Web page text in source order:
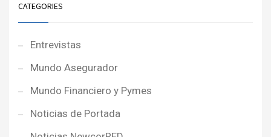
CATEGORIES
Entrevistas
Mundo Asegurador
Mundo Financiero y Pymes
Noticias de Portada